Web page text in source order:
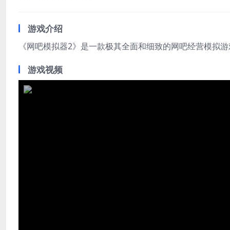
游戏介绍
《网吧模拟器2》是一款极其全面和细致的网吧经营模拟游
游戏视频